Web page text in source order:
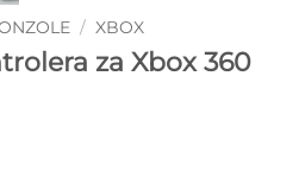
/ XBOX
za Xbox 360